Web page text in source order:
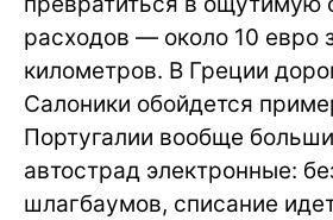
расходов — около 10 евро
километров. В Греции
Салоники обойдется
Португалии вообще
автострад электронные:
шлагбаумов, списание